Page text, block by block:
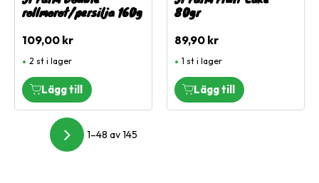
rollmorot/persilja 160g
109,00 kr
2 st i lager
80gr
89,90 kr
1 st i lager
1–48 av145